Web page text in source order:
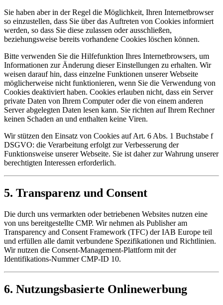
Sie haben aber in der Regel die Möglichkeit, Ihren Internetbrowser
so einzustellen, dass Sie über das Auftreten von Cookies informiert
werden, so dass Sie diese zulassen oder ausschließen,
beziehungsweise bereits vorhandene Cookies löschen können.
Bitte verwenden Sie die Hilfefunktion Ihres Internetbrowsers, um
Informationen zur Änderung dieser Einstellungen zu erhalten. Wir
weisen darauf hin, dass einzelne Funktionen unserer Webseite
möglicherweise nicht funktionieren, wenn Sie die Verwendung von
Cookies deaktiviert haben. Cookies erlauben nicht, dass ein Server
private Daten von Ihrem Computer oder die von einem anderen
Server abgelegten Daten lesen kann. Sie richten auf Ihrem Rechner
keinen Schaden an und enthalten keine Viren.
Wir stützen den Einsatz von Cookies auf Art. 6 Abs. 1 Buchstabe f
DSGVO: die Verarbeitung erfolgt zur Verbesserung der
Funktionsweise unserer Webseite. Sie ist daher zur Wahrung unserer
berechtigten Interessen erforderlich.
5. Transparenz und Consent
Die durch uns vermarkten oder betriebenen Websites nutzen eine
von uns bereitgestellte CMP. Wir nehmen als Publisher am
Transparency and Consent Framework (TFC) der IAB Europe teil
und erfüllen alle damit verbundene Spezifikationen und Richtlinien.
Wir nutzen die Consent-Management-Plattform mit der
Identifikations-Nummer CMP-ID 10.
6. Nutzungsbasierte Onlinewerbung